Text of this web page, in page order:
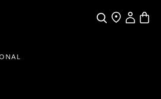
SucheHändlersuche